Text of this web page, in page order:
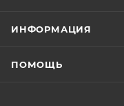
ИНФОРМАЦИЯ
ПОМОЩЬ